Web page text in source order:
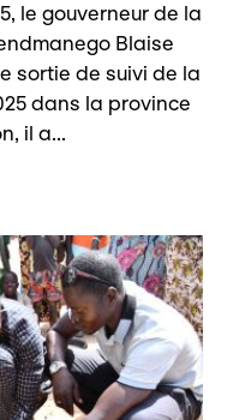
le gouverneur de la
Blaise
sortie de suivi de la
dans la province
il a...